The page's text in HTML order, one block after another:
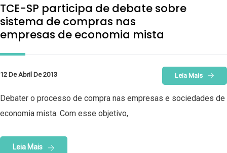
TCE-SP participa de debate sobre
sistema de compras nas
empresas de economia mista
12 De Abril De 2013 Leia Mais
Debater o processo de compra nas empresas e sociedades de
economia mista. Com esse objetivo,
Leia Mais